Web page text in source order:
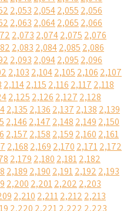
2,053 2,0542,055 2,056
2,063 2,0642,065 2,066
2,073 2,0742,075 2,076
2,083 2,0842,085 2,086
2,093 2,0942,095 2,096
2,103 2,1042,105 2,106 2,107
2,1142,115 2,116 2,117 2,118
2,125 2,126 2,127 2,128
2,135 2,136 2,137 2,138 2,139
2,146 2,147 2,148 2,149 2,150
2,157 2,158 2,159 2,160 2,161
2,168 2,169 2,170 2,1712,172
2,179 2,180 2,1812,182
2,189 2,190 2,1912,192 2,193
2,200 2,2012,202 2,203
2,210 2,2112,212 2,213